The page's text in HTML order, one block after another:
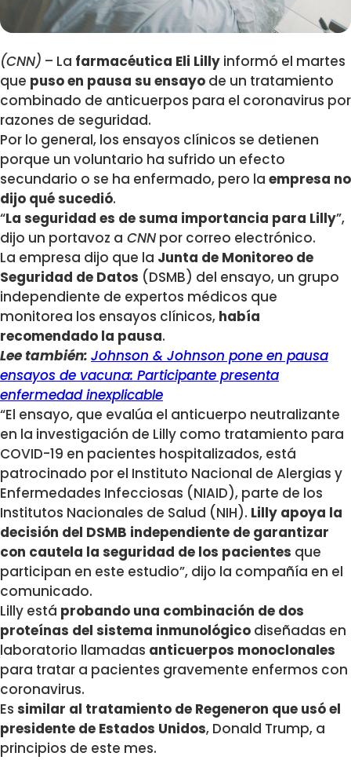
(CNN) – La farmacéutica Eli Lilly informó el martes
que puso en pausa su ensayo de un tratamiento
combinado de anticuerpos para el coronavirus por
razones de seguridad.
Por lo general, los ensayos clínicos se detienen
porque un voluntario ha sufrido un efecto
secundario o se ha enfermado, pero la empresa no
dijo qué sucedió.
“La seguridad es de suma importancia para Lilly”,
dijo un portavoz a CNN por correo electrónico.
La empresa dijo que la Junta de Monitoreo de
Seguridad de Datos (DSMB) del ensayo, un grupo
independiente de expertos médicos que
monitorea los ensayos clínicos, había
recomendado la pausa.
Lee también: Johnson & Johnson pone en pausa
ensayos de vacuna: Participante presenta
enfermedad inexplicable
“El ensayo, que evalúa el anticuerpo neutralizante
en la investigación de Lilly como tratamiento para
COVID-19 en pacientes hospitalizados, está
patrocinado por el Instituto Nacional de Alergias y
Enfermedades Infecciosas (NIAID), parte de los
Institutos Nacionales de Salud (NIH). Lilly apoya la
decisión del DSMB independiente de garantizar
con cautela la seguridad de los pacientes que
participan en este estudio”, dijo la compañía en el
comunicado.
Lilly está probando una combinación de dos
proteínas del sistema inmunológico diseñadas en
laboratorio llamadas anticuerpos monoclonales
para tratar a pacientes gravemente enfermos con
coronavirus.
Es similar al tratamiento de Regeneron que usó el
presidente de Estados Unidos, Donald Trump, a
principios de este mes.